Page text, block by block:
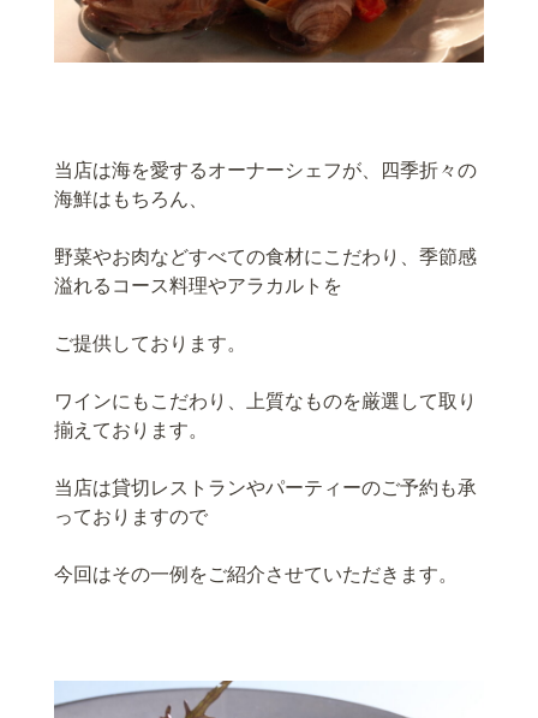
当店は海を愛するオーナーシェフが、四季折々の
海鮮はもちろん、
野菜やお肉などすべての食材にこだわり、季節感
溢れるコース料理やアラカルトを
ご提供しております。
ワインにもこだわり、上質なものを厳選して取り
揃えております。
当店は貸切レストランやパーティーのご予約も承
っておりますので
今回はその一例をご紹介させていただきます。